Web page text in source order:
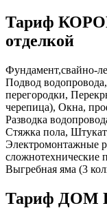
Тариф
отделкой
Фундамент,свайно-
Подвод
перегородки,
черепица), Окна,
Разводка
Стяжка пола,
Электромонтажные
сложнотехнические
Выгребная яма (3
Тариф